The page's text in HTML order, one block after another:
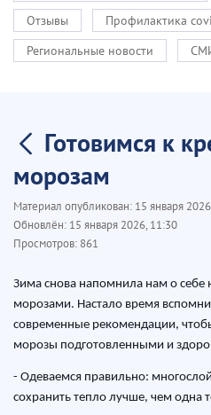
Отзывы
Профилактика
Региональные новости
Готовимся к
морозам
Материал опубликован: 15 января
Обновлён: 15 января 2026, 11:30
Просмотров: 861
Зима снова напомнила нам о себе
морозами. Настало время
современные рекомендации,
морозы подготовленными и
- Одеваемся правильно:
сохранить тепло лучше, чем одна